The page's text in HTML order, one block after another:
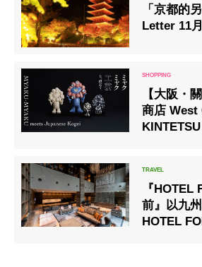
「京都的
Letter 11
【大阪・
商店 West
『HOTEL
前』以九
HOTEL